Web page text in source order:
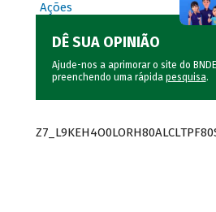
Ações
DÊ SUA OPINIÃO
Ajude-nos a aprimorar o site do
preenchendo uma rápida pesquisa.